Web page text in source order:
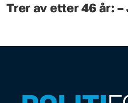
Trer av etter 46 år: